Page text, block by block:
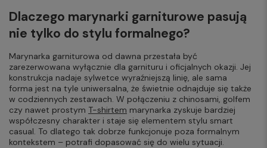
Dlaczego marynarki garniturowe pasują
nie tylko do stylu formalnego?
Marynarka garniturowa od dawna przestała być
zarezerwowana wyłącznie dla garnituru i oficjalnych okazji. Jej
konstrukcja nadaje sylwetce wyraźniejszą linię, ale sama
forma jest na tyle uniwersalna, że świetnie odnajduje się także
w codziennych zestawach. W połączeniu z chinosami, golfem
czy nawet prostym T-shirtem marynarka zyskuje bardziej
współczesny charakter i staje się elementem stylu smart
casual. To dlatego tak dobrze funkcjonuje poza formalnym
kontekstem – potrafi dopasować się do wielu sytuacji.